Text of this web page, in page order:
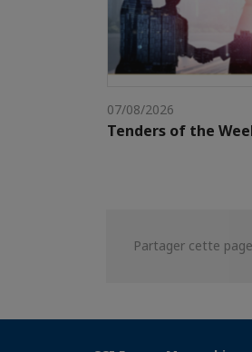
07/08/2026
Tenders of the
Partager cette page